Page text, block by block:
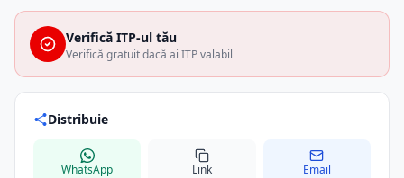
Verifică ITP-ul tău
Verifică gratuit dacă ai ITP valabil
Distribuie
WhatsApp Link Email